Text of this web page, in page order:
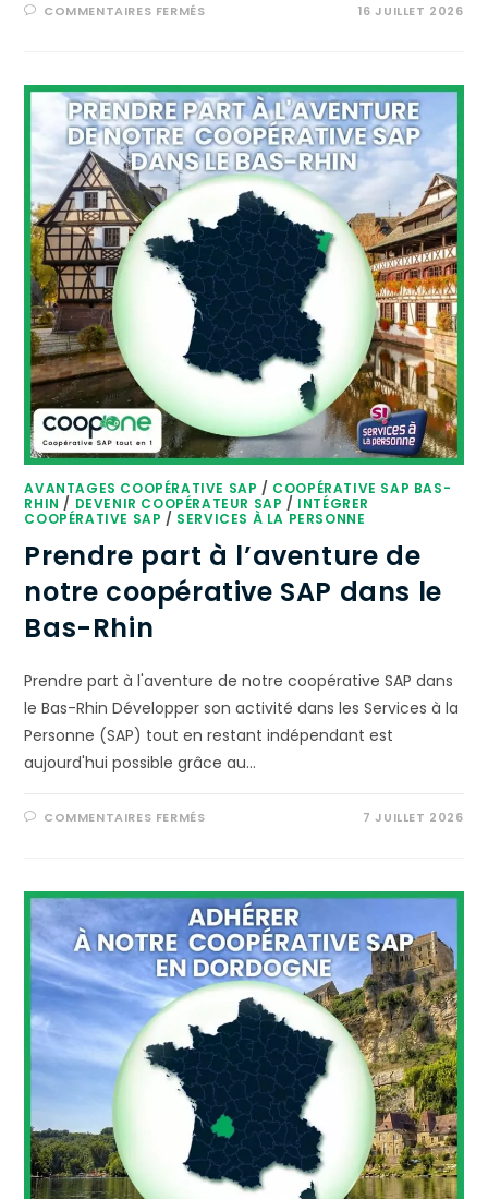
COMMENTAIRES FERMÉS 16 JUILLET 2026
AVANTAGES COOPÉRATIVE SAP / COOPÉRATIVE SAP BAS-
RHIN / DEVENIR COOPÉRATEUR SAP / INTÉGRER
COOPÉRATIVE SAP / SERVICES À LA PERSONNE
Prendre part à l’aventure de
notre coopérative SAP dans le
Bas-Rhin
Prendre part à l'aventure de notre coopérative SAP dans
le Bas-Rhin Développer son activité dans les Services à la
Personne (SAP) tout en restant indépendant est
aujourd'hui possible grâce au…
COMMENTAIRES FERMÉS 7 JUILLET 2026